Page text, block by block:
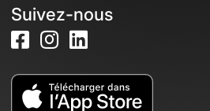
Suivez-nous